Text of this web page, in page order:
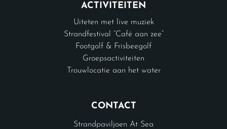
ACTIVITEITEN
Uiteten met live muziek
Strandfestival “Café aan zee”
Footgolf & Frisbeegolf
Groepsactiviteiten
Trouwlocatie aan het water
CONTACT
Strandpaviljoen At Sea